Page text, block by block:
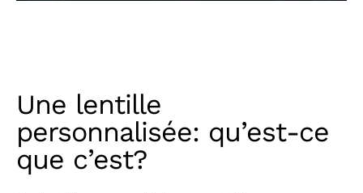
Une lentille
personnalisée: qu’est-ce
que c’est?